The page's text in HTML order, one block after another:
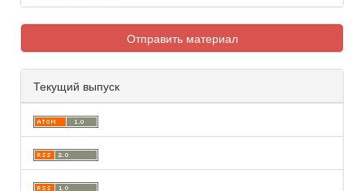
Отправить материал
Текущий выпуск